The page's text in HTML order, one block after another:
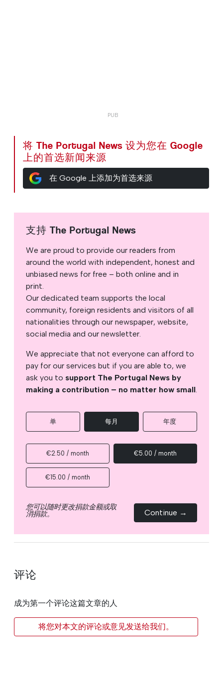
将 The Portugal News 设为您在 Google
上的首选新闻来源
在 Google 上添加为首选来源
支持 The Portugal News
We are proud to provide our readers from
around the world with independent, honest and
unbiased news for free – both online and in
print.
Our dedicated team supports the local
community, foreign residents and visitors of all
nationalities through our newspaper, website,
social media and our newsletter.
We appreciate that not everyone can afford to
pay for our services but if you are able to, we
ask you to support The Portugal News by
making a contribution – no matter how small.
单 每月 年度
€2.50 / month €5.00 / month
€15.00 / month
您可以随时更改捐款金额或取
消捐款。 Continue →
评论
成为第一个评论这篇文章的人
将您对本文的评论或意见发送给我们。